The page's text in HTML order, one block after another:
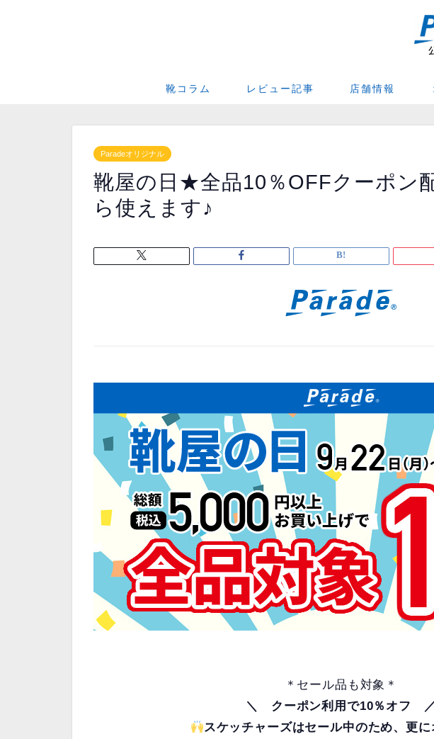
靴コラム レビュー記事 店舗情報
Paradeオリジナル
靴屋の日★全品10％OFFクーポン
ら使えます♪
＊セール品も対象＊
＼ クーポン利用で10％オフ ／
スケッチャーズはセール中のため、更